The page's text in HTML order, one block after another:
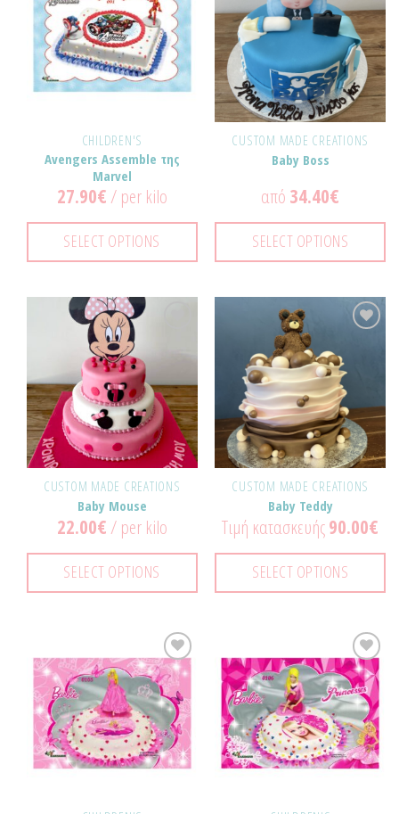
Προσθήκη
στα
Αγαπημένα!
CHILDREN'S
Avengers Assemble της
Marvel
27.90€/ per kilo
SELECT OPTIONS
Προσθήκη
στα
Αγαπημένα!
CUSTOM MADE CREATIONS
Baby Boss
από 34.40€
SELECT OPTIONS
Προσθήκη
Αγαπημένα!
CUSTOM MADE CREATIONS
Baby Mouse
22.00€/ per kilo
SELECT OPTIONS
Προσθήκη
Αγαπημένα!
CUSTOM MADE CREATIONS
Baby Teddy
Τιμή κατασκευής90.00€
SELECT OPTIONS
Προσθήκη
στα
Αγαπημένα!
Προσθήκη
στα
Αγαπημένα!